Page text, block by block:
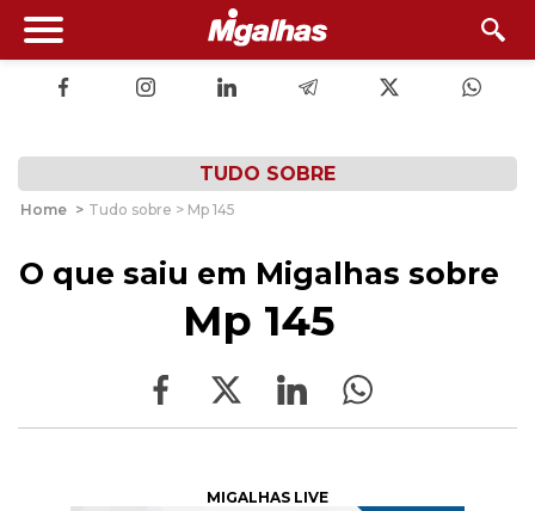
TUDO SOBRE
Home > Tudo sobre > Mp 145
O que saiu em Migalhas sobre
Mp 145
MIGALHAS LIVE